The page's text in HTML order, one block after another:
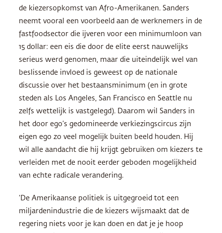
de kiezersopkomst van Afro-Amerikanen. Sanders
neemt vooral een voorbeeld aan de werknemers in de
fastfoodsector die ijveren voor een minimumloon van
15 dollar: een eis die door de elite eerst nauwelijks
serieus werd genomen, maar die uiteindelijk wel van
beslissende invloed is geweest op de nationale
discussie over het bestaansminimum (en in grote
steden als Los Angeles, San Francisco en Seattle nu
zelfs wettelijk is vastgelegd). Daarom wil Sanders in
het door ego’s gedomineerde verkiezingscircus zijn
eigen ego zo veel mogelijk buiten beeld houden. Hij
wil alle aandacht die hij krijgt gebruiken om kiezers te
verleiden met de nooit eerder geboden mogelijkheid
van echte radicale verandering.
‘De Amerikaanse politiek is uitgegroeid tot een
miljardenindustrie die de kiezers wijsmaakt dat de
regering niets voor je kan doen en dat je je hoop